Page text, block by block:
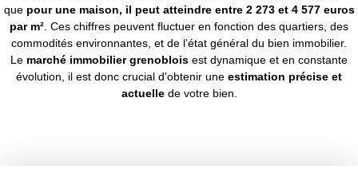
que pour une maison, il peut atteindre entre 2 273 et 4 577 euros
par m² . Ces chiffres peuvent fluctuer en fonction des quartiers, des
commodités environnantes, et de l’état général du bien immobilier.
Le marché immobilier grenoblois est dynamique et en constante
évolution, il est donc crucial d'obtenir une estimation précise et
actuellede votre bien.